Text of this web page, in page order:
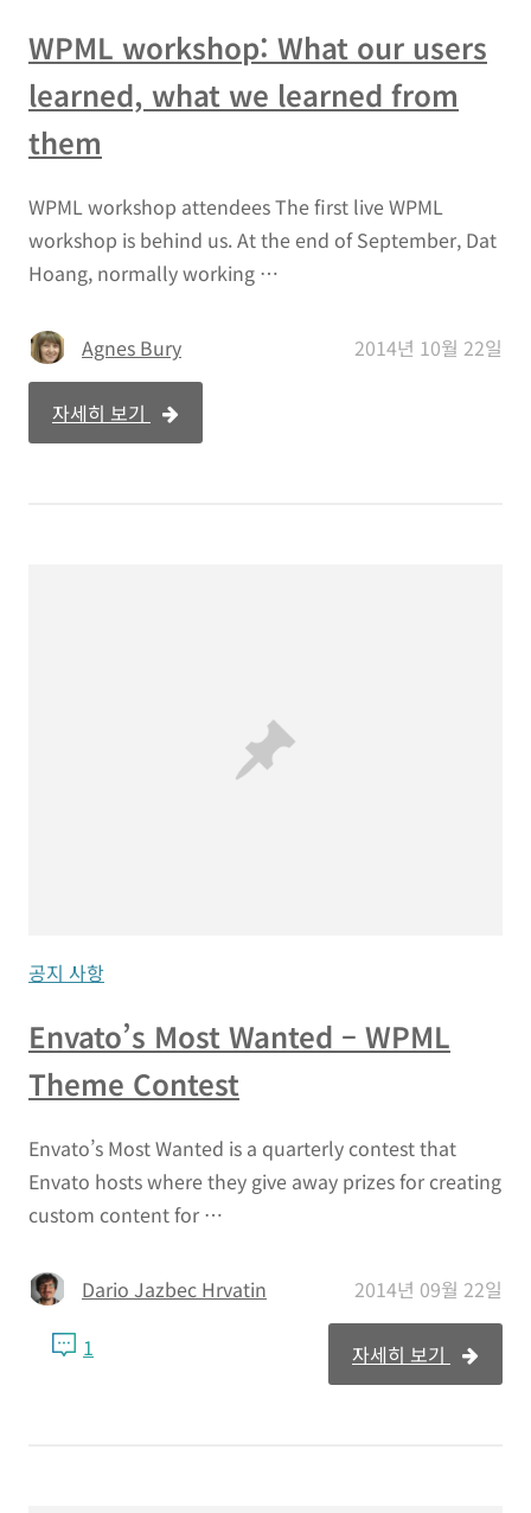
WPML workshop: What our users
learned, what we learned from
them
WPML workshop attendees The first live WPML
workshop is behind us. At the end of September, Dat
Hoang, normally working …
Agnes Bury 2014년 10월 22일
자세히 보기
공지 사항
Envato’s Most Wanted – WPML
Theme Contest
Envato’s Most Wanted is a quarterly contest that
Envato hosts where they give away prizes for creating
custom content for …
Dario Jazbec Hrvatin 2014년 09월 22일
1 자세히 보기